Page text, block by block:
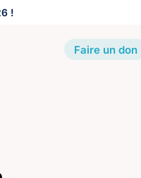
!
Faire un don